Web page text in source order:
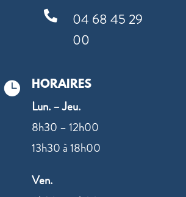

04 68 45 29
00
 HORAIRES
Lun. – Jeu.
8h30 – 12h00
13h30 à 18h00
Ven.